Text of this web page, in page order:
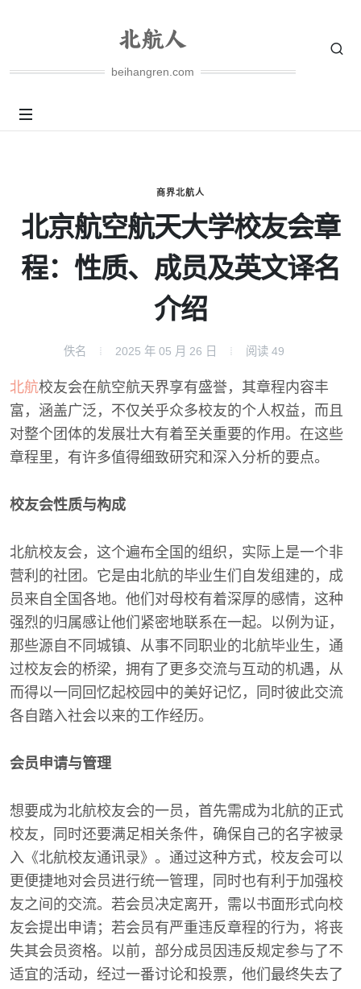
beihangren.com
商界北航人
北京航空航天大学校友会章
程：性质、成员及英文译名
介绍
佚名 2025 年 05 月 26 日 阅读 49
北航校友会在航空航天界享有盛誉，其章程内容丰
富，涵盖广泛，不仅关乎众多校友的个人权益，而且
对整个团体的发展壮大有着至关重要的作用。在这些
章程里，有许多值得细致研究和深入分析的要点。
校友会性质与构成
北航校友会，这个遍布全国的组织，实际上是一个非
营利的社团。它是由北航的毕业生们自发组建的，成
员来自全国各地。他们对母校有着深厚的感情，这种
强烈的归属感让他们紧密地联系在一起。以例为证，
那些源自不同城镇、从事不同职业的北航毕业生，通
过校友会的桥梁，拥有了更多交流与互动的机遇，从
而得以一同回忆起校园中的美好记忆，同时彼此交流
各自踏入社会以来的工作经历。
会员申请与管理
想要成为北航校友会的一员，首先需成为北航的正式
校友，同时还要满足相关条件，确保自己的名字被录
入《北航校友通讯录》。通过这种方式，校友会可以
更便捷地对会员进行统一管理，同时也有利于加强校
友之间的交流。若会员决定离开，需以书面形式向校
友会提出申请；若会员有严重违反章程的行为，将丧
失其会员资格。以前，部分成员因违反规定参与了不
适宜的活动，经过一番讨论和投票，他们最终失去了